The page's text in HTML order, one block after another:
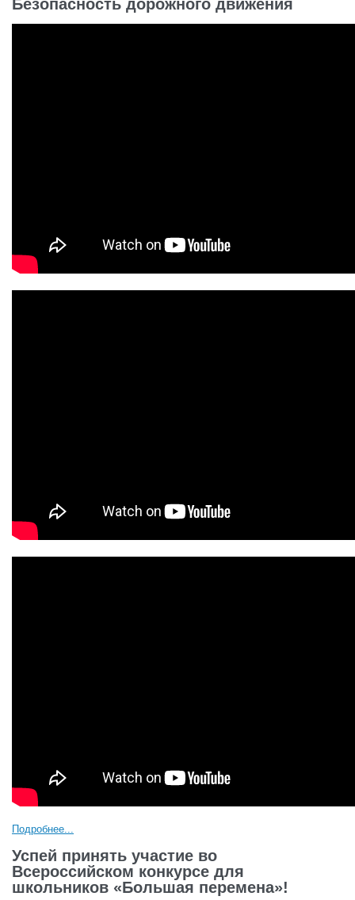
Безопасность дорожного движения
Подробнее...
Успей принять участие во
Всероссийском конкурсе для
школьников «Большая перемена»!